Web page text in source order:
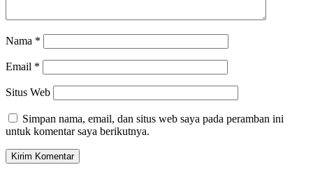
Nama *
Email *
Situs Web
Simpan nama, email, dan situs web saya pada peramban ini
untuk komentar saya berikutnya.